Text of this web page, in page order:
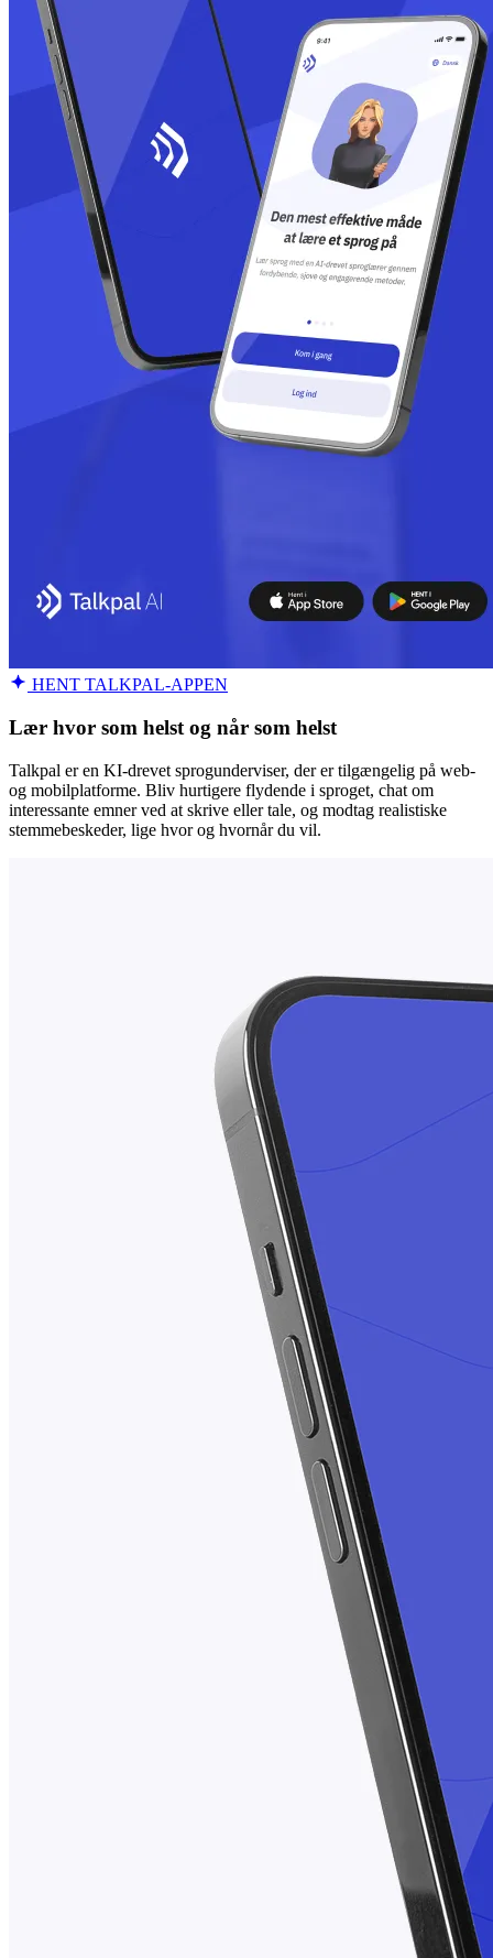
HENT TALKPAL-APPEN
Lær hvor som helst og når som helst
Talkpal er en KI-drevet sprogunderviser, der er tilgængelig på web-
og mobilplatforme. Bliv hurtigere flydende i sproget, chat om
interessante emner ved at skrive eller tale, og modtag realistiske
stemmebeskeder, lige hvor og hvornår du vil.